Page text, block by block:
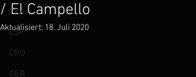
FRA
ESP
CRO
GER
/ El Campello
Aktualisiert: 18. Juli 2020